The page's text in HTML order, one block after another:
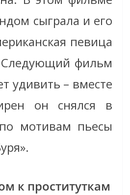
сыграла и его
певица
Следующий фильм
удивить – вместе
он снялся в
мотивам пьесы
к проституткам